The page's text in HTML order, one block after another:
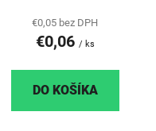
€0,05 bez DPH
€0,06 / ks
DO KOŠÍKA